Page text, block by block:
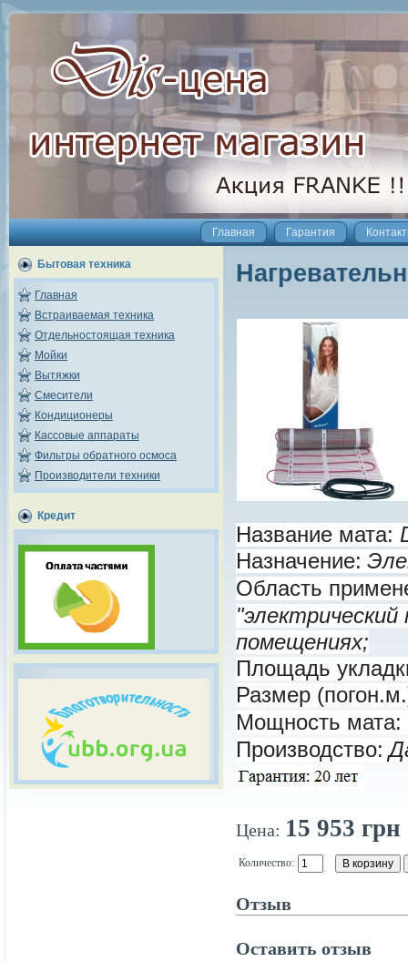
Главная Гарантия
Бытовая техника
Главная
Встраиваемая техника
Отдельностоящая техника
Мойки
Вытяжки
Смесители
Кондиционеры
Кассовые аппараты
Фильтры обратного осмоса
Производители техники
Кредит
Название мата:
Назначение:
Область
помещениях;
Площадь
Размер
Мощность мата:
Производство:
Цена: 15 953 грн
Количество:
Отзыв
Оставить отзыв